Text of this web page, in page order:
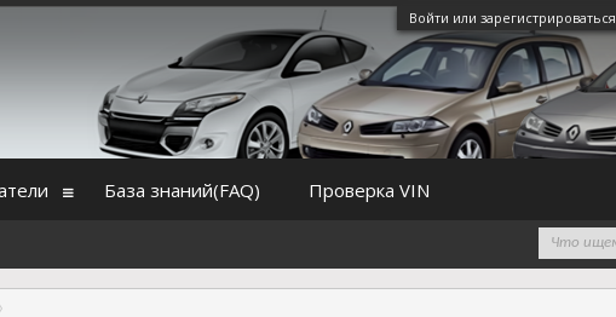
Войти или зарегистрироваться
База знаний(FAQ) Проверка VIN